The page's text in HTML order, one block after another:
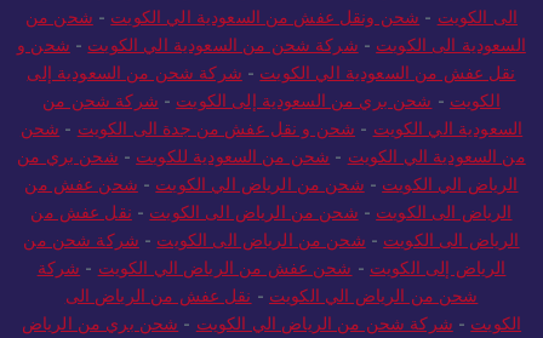
الى الكويت - شحن ونقل عفش من السعودية الي الكويت - شحن من
السعودية الى الكويت - شركة شحن من السعودية الي الكويت - شحن و
نقل عفش من السعودية الي الكويت - شركة شحن من السعودية إلى
الكويت - شحن بري من السعودية إلى الكويت - شركة شحن من
السعودية الي الكويت - شحن و نقل عفش من جدة الى الكويت - شحن
من السعودية الي الكويت - شحن من السعودية للكويت - شحن بري من
الرياض الي الكويت - شحن من الرياض الي الكويت - شحن عفش من
الرياض الى الكويت - شحن من الرياض الى الكويت - نقل عفش من
الرياض الى الكويت - شحن من الرياض الى الكويت - شركة شحن من
الرياض إلى الكويت - شحن عفش من الرياض الي الكويت - شركة
شحن من الرياض الي الكويت - نقل عفش من الرياض الى
الكويت - شركة شحن من الرياض الي الكويت - شحن بري من الرياض